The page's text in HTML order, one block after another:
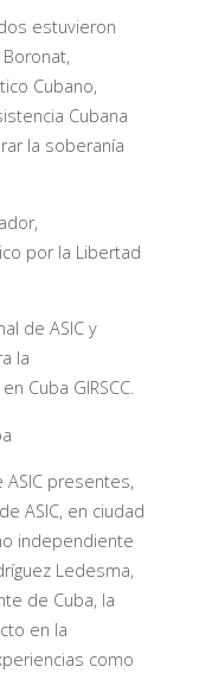
estuvieron
Cubano,
Cubana
la soberanía
por la Libertad
de ASIC y
la
Cuba GIRSCC.
presentes,
ASIC, en ciudad
independiente
Ledesma,
de Cuba, la
en la
como